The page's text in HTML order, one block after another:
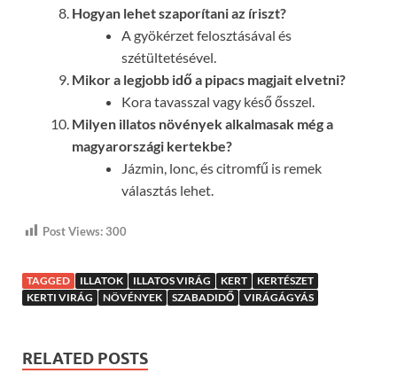
Hogyan lehet szaporítani az íriszt?
A gyökérzet felosztásával és
szétültetésével.
Mikor a legjobb idő a pipacs magjait elvetni?
Kora tavasszal vagy késő ősszel.
Milyen illatos növények alkalmasak még a
magyarországi kertekbe?
Jázmin, lonc, és citromfű is remek
választás lehet.
Post Views:300
TAGGED ILLATOK ILLATOS VIRÁG KERT
KERTÉSZET
KERTI VIRÁG
NÖVÉNYEK SZABADIDŐ VIRÁGÁGYÁS
RELATED POSTS